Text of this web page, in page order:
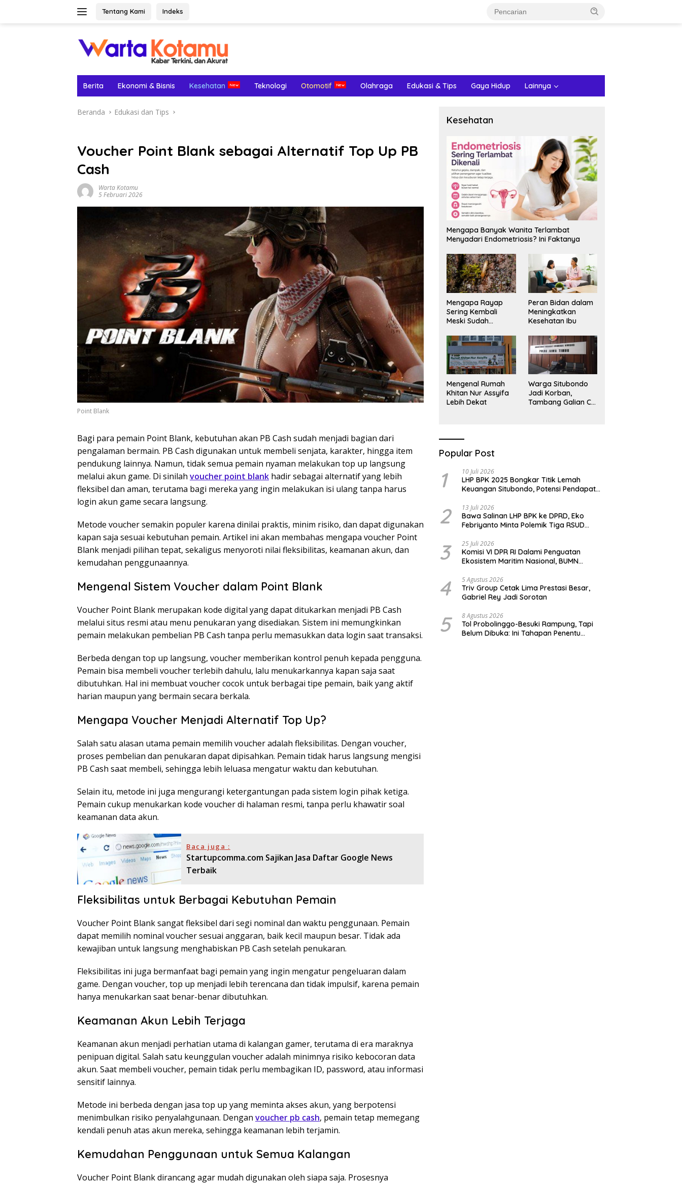
Tentang Kami Indeks
Berita Ekonomi & Bisnis Kesehatan Teknologi Otomotif Olahraga Edukasi & Tips Gaya Hidup Lainnya
Beranda Edukasi dan Tips
Voucher Point Blank sebagai Alternatif Top Up PB
Cash
Warta Kotamu
5 Februari 2026
Point Blank
Bagi para pemain Point Blank, kebutuhan akan PB Cash sudah menjadi bagian dari
pengalaman bermain. PB Cash digunakan untuk membeli senjata, karakter, hingga item
pendukung lainnya. Namun, tidak semua pemain nyaman melakukan top up langsung
melalui akun game. Di sinilah voucher point blank hadir sebagai alternatif yang lebih
fleksibel dan aman, terutama bagi mereka yang ingin melakukan isi ulang tanpa harus
login akun game secara langsung.
Metode voucher semakin populer karena dinilai praktis, minim risiko, dan dapat digunakan
kapan saja sesuai kebutuhan pemain. Artikel ini akan membahas mengapa voucher Point
Blank menjadi pilihan tepat, sekaligus menyoroti nilai fleksibilitas, keamanan akun, dan
kemudahan penggunaannya.
Mengenal Sistem Voucher dalam Point Blank
Voucher Point Blank merupakan kode digital yang dapat ditukarkan menjadi PB Cash
melalui situs resmi atau menu penukaran yang disediakan. Sistem ini memungkinkan
pemain melakukan pembelian PB Cash tanpa perlu memasukkan data login saat transaksi.
Berbeda dengan top up langsung, voucher memberikan kontrol penuh kepada pengguna.
Pemain bisa membeli voucher terlebih dahulu, lalu menukarkannya kapan saja saat
dibutuhkan. Hal ini membuat voucher cocok untuk berbagai tipe pemain, baik yang aktif
harian maupun yang bermain secara berkala.
Mengapa Voucher Menjadi Alternatif Top Up?
Salah satu alasan utama pemain memilih voucher adalah fleksibilitas. Dengan voucher,
proses pembelian dan penukaran dapat dipisahkan. Pemain tidak harus langsung mengisi
PB Cash saat membeli, sehingga lebih leluasa mengatur waktu dan kebutuhan.
Selain itu, metode ini juga mengurangi ketergantungan pada sistem login pihak ketiga.
Pemain cukup menukarkan kode voucher di halaman resmi, tanpa perlu khawatir soal
keamanan data akun.
Baca juga :
Startupcomma.com Sajikan Jasa Daftar Google News
Terbaik
Fleksibilitas untuk Berbagai Kebutuhan Pemain
Voucher Point Blank sangat fleksibel dari segi nominal dan waktu penggunaan. Pemain
dapat memilih nominal voucher sesuai anggaran, baik kecil maupun besar. Tidak ada
kewajiban untuk langsung menghabiskan PB Cash setelah penukaran.
Fleksibilitas ini juga bermanfaat bagi pemain yang ingin mengatur pengeluaran dalam
game. Dengan voucher, top up menjadi lebih terencana dan tidak impulsif, karena pemain
hanya menukarkan saat benar-benar dibutuhkan.
Keamanan Akun Lebih Terjaga
Keamanan akun menjadi perhatian utama di kalangan gamer, terutama di era maraknya
penipuan digital. Salah satu keunggulan voucher adalah minimnya risiko kebocoran data
akun. Saat membeli voucher, pemain tidak perlu membagikan ID, password, atau informasi
sensitif lainnya.
Metode ini berbeda dengan jasa top up yang meminta akses akun, yang berpotensi
menimbulkan risiko penyalahgunaan. Dengan voucher pb cash, pemain tetap memegang
kendali penuh atas akun mereka, sehingga keamanan lebih terjamin.
Kemudahan Penggunaan untuk Semua Kalangan
Voucher Point Blank dirancang agar mudah digunakan oleh siapa saja. Prosesnya
Kesehatan
Mengapa Banyak Wanita Terlambat
Menyadari Endometriosis? Ini Faktanya
Mengapa Rayap
Sering Kembali
Meski Sudah
Peran Bidan dalam
Meningkatkan
Kesehatan Ibu
Mengenal Rumah
Khitan Nur Assyifa
Lebih Dekat
Warga Situbondo
Jadi Korban,
Tambang Galian C
Popular Post
1 10 Juli 2026
LHP BPK 2025 Bongkar Titik Lemah
Keuangan Situbondo, Potensi Pendapatan
2 13 Juli 2026
Bawa Salinan LHP BPK ke DPRD, Eko
Febriyanto Minta Polemik Tiga RSUD
Opini
3 25 Juli 2026
Komisi VI DPR RI Dalami Penguatan
Ekosistem Maritim Nasional, BUMN
Surabaya
4 5 Agustus 2026
Triv Group Cetak Lima Prestasi Besar,
Gabriel Rey Jadi Sorotan
5 8 Agustus 2026
Tol Probolinggo-Besuki Rampung, Tapi
Belum Dibuka: Ini Tahapan Penentu